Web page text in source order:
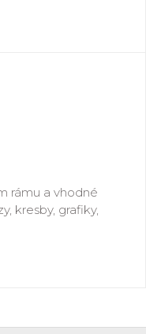
rámu a vhodné
kresby, grafiky,